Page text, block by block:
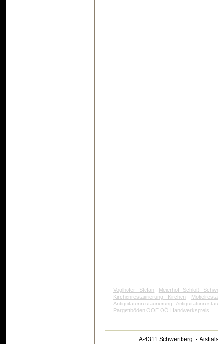
Voglhofer Stefan
Meierhof Schloß
Kirchenrestaurierung Kirchen
Antiquitätenrestaurierung
Pargettböden OOE OÖ Handwerkspreis
A-4311 Schwertberg